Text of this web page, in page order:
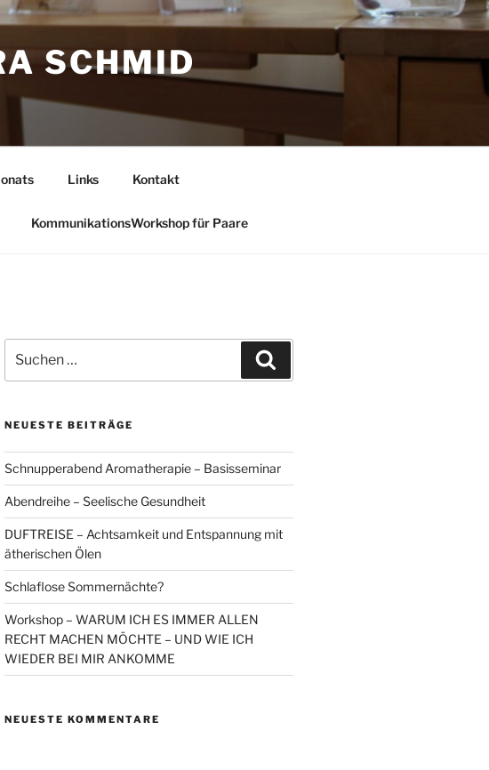
SCHMID
Links Kontakt
KommunikationsWorkshop für Paare
nach:
NEUESTE BEITRÄGE
Schnupperabend Aromatherapie – Basisseminar
Abendreihe – Seelische Gesundheit
DUFTREISE – Achtsamkeit und Entspannung mit
ätherischen Ölen
Schlaflose Sommernächte?
Workshop – WARUM ICH ES IMMER ALLEN
RECHT MACHEN MÖCHTE – UND WIE ICH
WIEDER BEI MIR ANKOMME
NEUESTE KOMMENTARE